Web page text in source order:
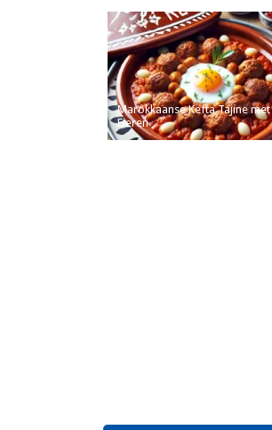
Marokkaanse Kefta Tajine met
Eieren